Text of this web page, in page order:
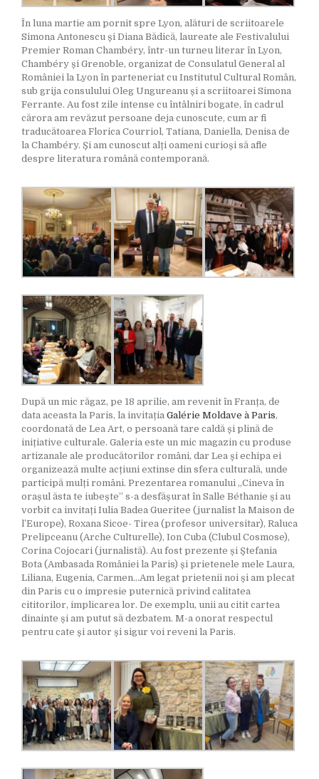
În luna martie am pornit spre Lyon, alături de scriitoarele
Simona Antonescu și Diana Bădică, laureate ale Festivalului
Premier Roman Chambéry, într-un turneu literar în Lyon,
Chambéry și Grenoble, organizat de Consulatul General al
României la Lyon în parteneriat cu Institutul Cultural Român,
sub grija consulului Oleg Ungureanu și a scriitoarei Simona
Ferrante. Au fost zile intense cu întâlniri bogate, în cadrul
cărora am revăzut persoane deja cunoscute, cum ar fi
traducătoarea Florica Courriol, Tatiana, Daniella, Denisa de
la Chambéry. Și am cunoscut alți oameni curioși să afle
despre literatura română contemporană.
După un mic răgaz, pe 18 aprilie, am revenit în Franța, de
data aceasta la Paris, la invitația Galérie Moldave à Paris,
coordonată de Lea Art, o persoană tare caldă și plină de
inițiative culturale. Galeria este un mic magazin cu produse
artizanale ale producătorilor români, dar Lea și echipa ei
organizează multe acțiuni extinse din sfera culturală, unde
participă mulți români. Prezentarea romanului „Cineva în
orașul ăsta te iubește” s-a desfășurat în Salle Béthanie și au
vorbit ca invitați Iulia Badea Gueritee (jurnalist la Maison de
l’Europe), Roxana Sicoe- Tirea (profesor universitar), Raluca
Prelipceanu (Arche Culturelle), Ion Cuba (Clubul Cosmose),
Corina Cojocari (jurnalistă). Au fost prezente și Ștefania
Bota (Ambasada României la Paris) și prietenele mele Laura,
Liliana, Eugenia, Carmen…Am legat prietenii noi și am plecat
din Paris cu o impresie puternică privind calitatea
cititorilor, implicarea lor. De exemplu, unii au citit cartea
dinainte și am putut să dezbatem. M-a onorat respectul
pentru cate și autor și sigur voi reveni la Paris.